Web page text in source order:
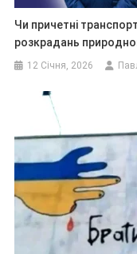
Чи причетні
розкрадань
12 Січня, 2026